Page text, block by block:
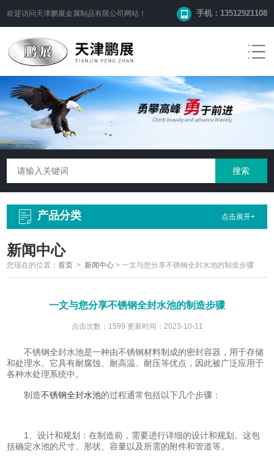
欢迎访问 天津鹏展金属制品有限公司 网站！ 手机：13512921108
产品分类 点击展开+
新闻中心
您现在的位置：首页 > 新闻中心 >一文与您分享不锈钢全封水池的制造步骤
一文与您分享不锈钢全封水池的制造步骤
点击次数：1599 更新时间：2023-10-11
不锈钢全封水池是一种由不锈钢材料制成的密封容器，用于存储
和处理水。它具有耐腐蚀、耐高温、耐压等优点，因此被广泛应用于
各种水处理系统中。
制造不锈钢全封水池的过程通常包括以下几个步骤：
1、设计和规划：在制造前，需要进行详细的设计和规划。这包
括确定水池的尺寸、形状、容量以及所需的附件和管道等。